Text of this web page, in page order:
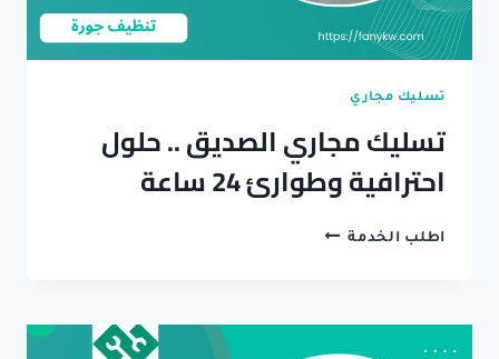
تسليك مجاري
تسليك مجاري الصديق .. حلول
احترافية وطوارئ 24 ساعة
اطلب الخدمةتسليك